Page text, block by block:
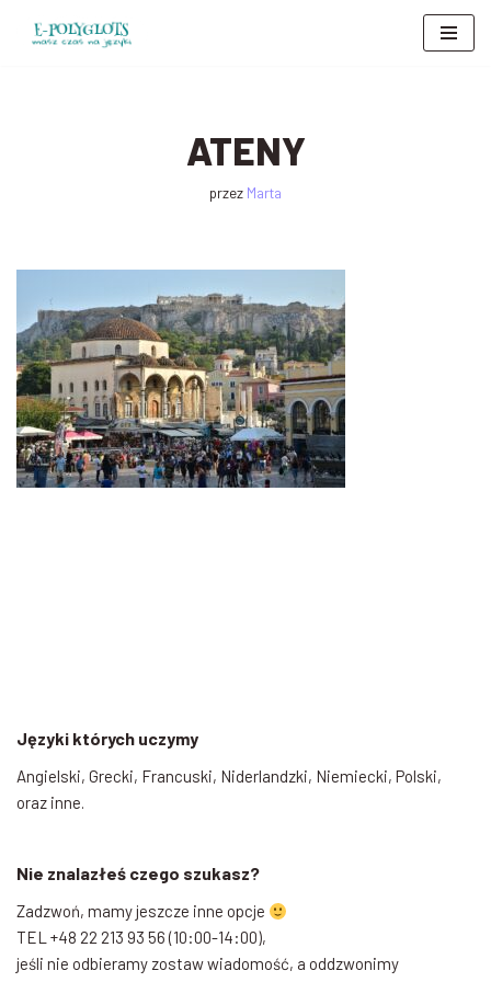
ATENY
przez Marta
Języki których uczymy
Angielski, Grecki, Francuski, Niderlandzki, Niemiecki, Polski,
oraz inne.
Nie znalazłeś czego szukasz?
Zadzwoń, mamy jeszcze inne opcje
TEL +48 22 213 93 56 (10:00-14:00),
jeśli nie odbieramy zostaw wiadomość, a oddzwonimy